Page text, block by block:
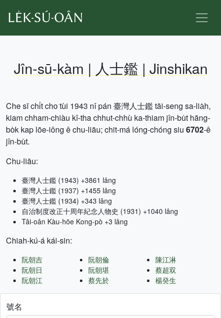
Jîn-sū-kàm | 人士鑑 | Jinshikan
Che sī chi̍t cho͘ tùi 1943 nî pán 臺灣人士鑑 tāi-seng sa-lia̍h,
kiam chham-chiàu kî-tha chhut-chhù ka-thiam jîn-bu̍t hāng-
bo̍k kap lōe-iông ê chu-liāu; chit-má lóng-chóng siu 6702-ê
jîn-bu̍t.
Chu-liāu:
臺灣人士鑑 (1943) +3861 lâng
臺灣人士鑑 (1937) +1455 lâng
臺灣人士鑑 (1934) +343 lâng
自治制度改正十周年紀念人物史 (1931) +1040 lâng
Tâi-oân Kàu-hōe Kong-pò +3 lâng
Chiah-kú-á kái-sin:
阮朝吉
阮朝日
阮朝江
阮朝倫
阮朝堪
蔡先於
陳江淋
蔡超双
楊癸生
號名